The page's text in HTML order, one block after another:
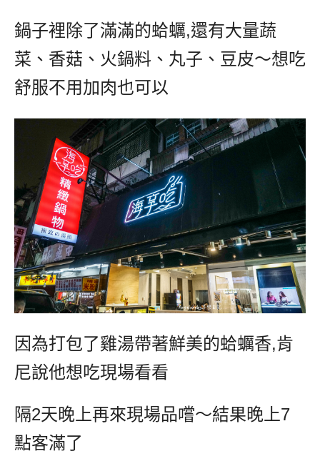
鍋子裡除了滿滿的蛤蠣,還有大量蔬
菜、香菇、火鍋料、丸子、豆皮～想吃
舒服不用加肉也可以
因為打包了雞湯帶著鮮美的蛤蠣香,肯
尼說他想吃現場看看
隔2天晚上再來現場品嚐～結果晚上7
點客滿了